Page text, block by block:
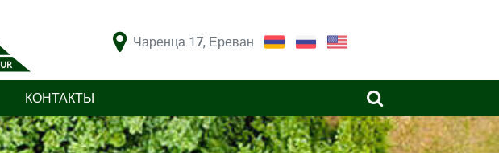
Чаренца 17, Ереван
КОНТАКТЫ